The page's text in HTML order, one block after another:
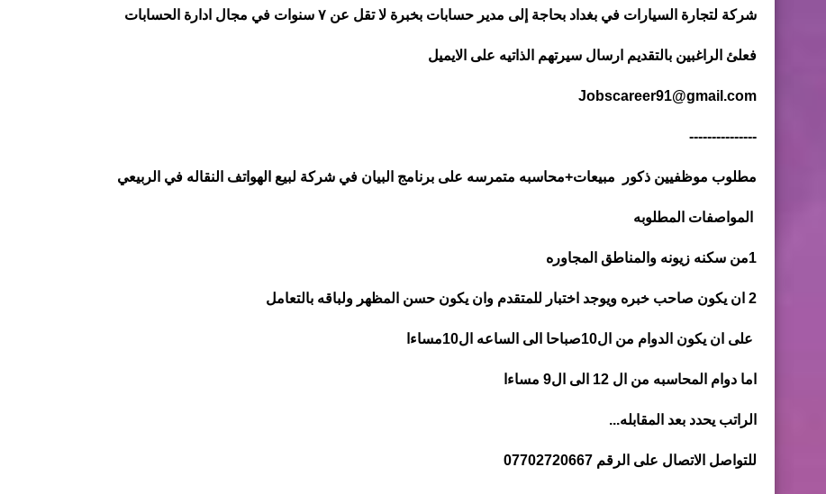
شركة لتجارة السيارات في بغداد بحاجة إلى مدير حسابات بخبرة لا تقل عن ٧ سنوات في مجال ادارة الحسابات
فعلئ الراغبين بالتقديم ارسال سيرتهم الذاتيه على الايميل
Jobscareer91@gmail.com
---------------
مطلوب موظفيين ذكور مبيعات+محاسبه متمرسه على برنامج البيان في شركة لبيع الهواتف النقاله في الربيعي
المواصفات المطلوبه
1من سكنه زيونه والمناطق المجاوره
2 ان يكون صاحب خبره ويوجد اختبار للمتقدم وان يكون حسن المظهر ولباقه بالتعامل
على ان يكون الدوام من ال10صباحا الى الساعه ال10مساءا
اما دوام المحاسبه من ال 12 الى ال9 مساءا
الراتب يحدد بعد المقابله...
للتواصل الاتصال على الرقم 07702720667